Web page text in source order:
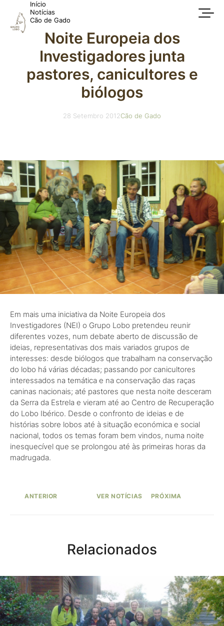
Início
Notícias
Cão de Gado
Noite Europeia dos
Investigadores junta
pastores, canicultores e
biólogos
28 Setembro 2012Cão de Gado
Em mais uma iniciativa da Noite Europeia dos
Investigadores (NEI) o Grupo Lobo pretendeu reunir
diferentes vozes, num debate aberto de discussão de
ideias, representativas dos mais variados grupos de
interesses: desde biólogos que trabalham na conservação
do lobo há várias décadas; passando por canicultores
interessados na temática e na conservação das raças
caninas nacionais; até pastores que nesta noite desceram
da Serra da Estrela e vieram até ao Centro de Recuperação
do Lobo Ibérico. Desde o confronto de ideias e de
histórias sobre lobos até à situação económica e social
nacional, todos os temas foram bem vindos, numa noite
inesquecível que se prolongou até às primeiras horas da
madrugada.
ANTERIOR VER NOTÍCIAS PRÓXIMA
Relacionados